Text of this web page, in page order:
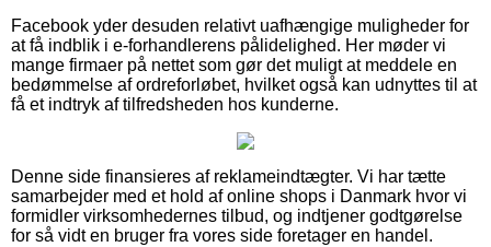
Facebook yder desuden relativt uafhængige muligheder for
at få indblik i e-forhandlerens pålidelighed. Her møder vi
mange firmaer på nettet som gør det muligt at meddele en
bedømmelse af ordreforløbet, hvilket også kan udnyttes til at
få et indtryk af tilfredsheden hos kunderne.
Denne side finansieres af reklameindtægter. Vi har tætte
samarbejder med et hold af online shops i Danmark hvor vi
formidler virksomhedernes tilbud, og indtjener godtgørelse
for så vidt en bruger fra vores side foretager en handel.